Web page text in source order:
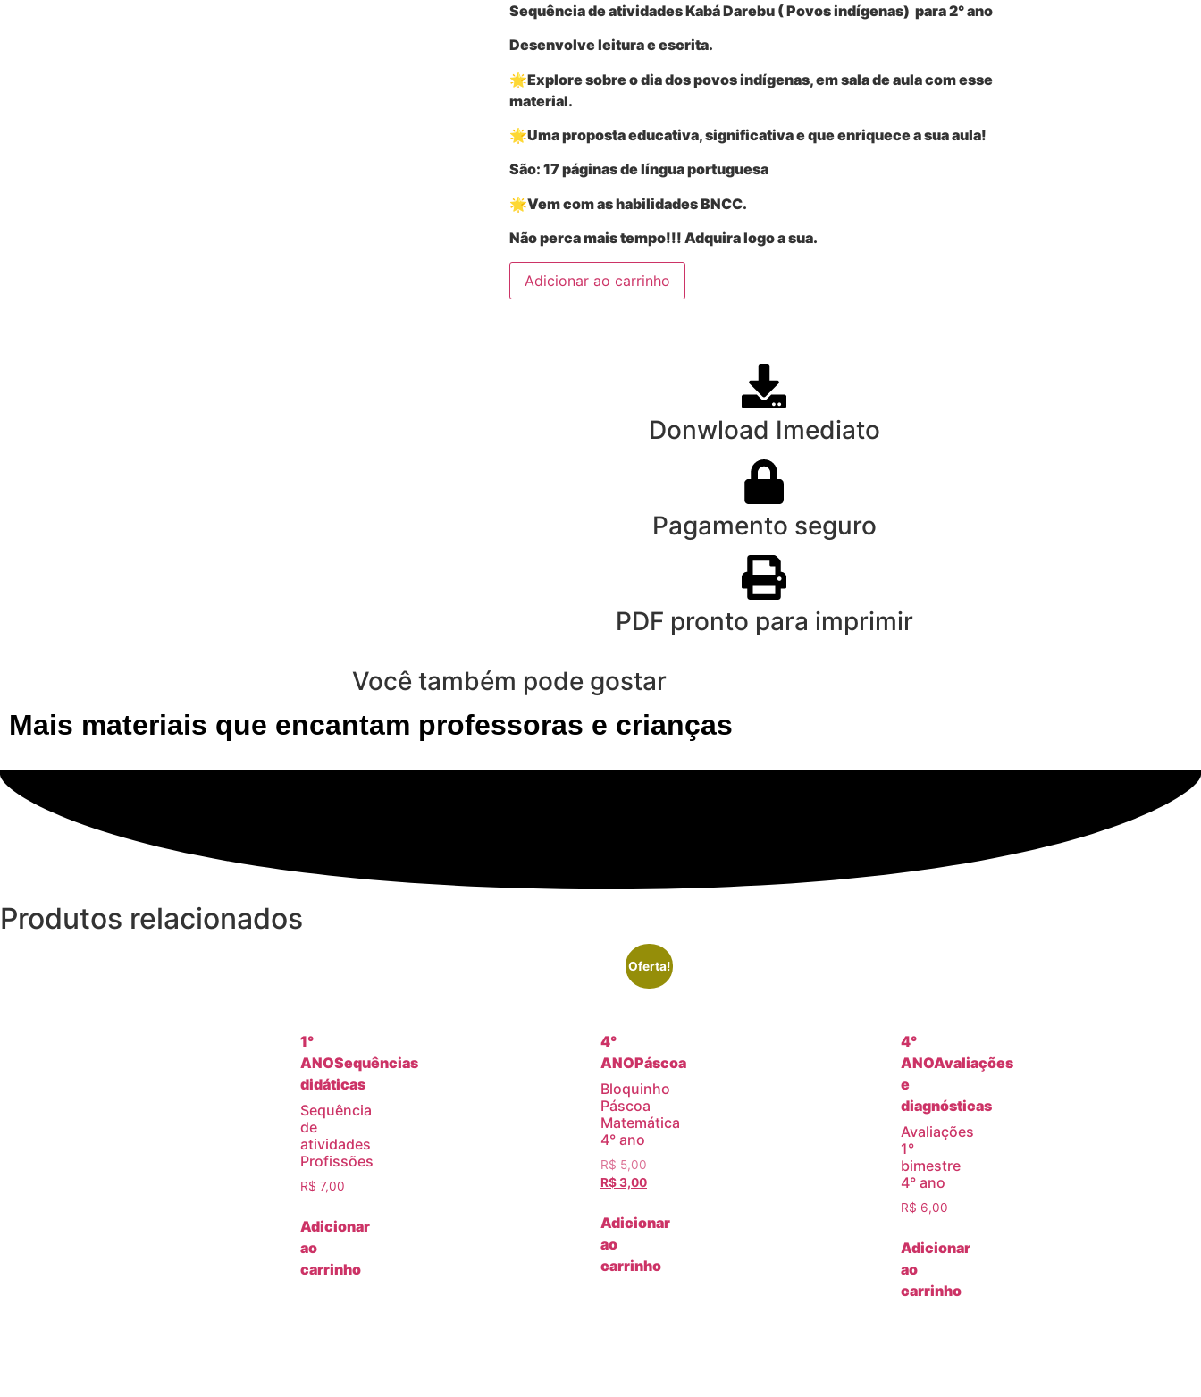
Sequência de atividades Kabá Darebu ( Povos indígenas) para 2°ano
Desenvolve leitura e escrita.
🌟Explore sobre o dia dos povos indígenas, em sala de aula com esse
material.
🌟Uma proposta educativa, significativa e que enriquece a sua aula!
São: 17 páginas de língua portuguesa
🌟Vem com as habilidades BNCC.
Não perca mais tempo!!! Adquira logo a sua.
Adicionar ao carrinho
Donwload Imediato
Pagamento seguro
PDF pronto para imprimir
Você também pode gostar
Mais materiais que encantam professoras e crianças
Produtos relacionados
1°
ANOSequências
didáticas
Sequência
de
atividades
Profissões
R$ 7,00
Adicionar
ao
carrinho
Oferta!
4°
ANOPáscoa
Bloquinho
Páscoa
Matemática
4° ano
R$5,00
R$3,00
Adicionar
ao
carrinho
4°
ANOAvaliações
e
diagnósticas
Avaliações
1°
bimestre
4° ano
R$ 6,00
Adicionar
ao
carrinho